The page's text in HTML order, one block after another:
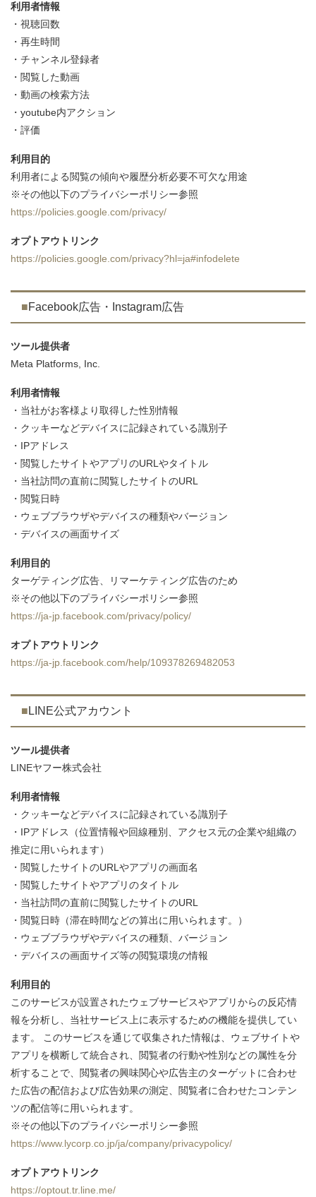
利用者情報
・視聴回数
・再生時間
・チャンネル登録者
・閲覧した動画
・動画の検索方法
・youtube内アクション
・評価
利用目的
利用者による閲覧の傾向や履歴分析必要不可欠な用途
※その他以下のプライバシーポリシー参照
https://policies.google.com/privacy/
オプトアウトリンク
https://policies.google.com/privacy?hl=ja#infodelete
Facebook広告・Instagram広告
ツール提供者
Meta Platforms, Inc.
利用者情報
・当社がお客様より取得した性別情報
・クッキーなどデバイスに記録されている識別子
・IPアドレス
・閲覧したサイトやアプリのURLやタイトル
・当社訪問の直前に閲覧したサイトのURL
・閲覧日時
・ウェブブラウザやデバイスの種類やバージョン
・デバイスの画面サイズ
利用目的
ターゲティング広告、リマーケティング広告のため
※その他以下のプライバシーポリシー参照
https://ja-jp.facebook.com/privacy/policy/
オプトアウトリンク
https://ja-jp.facebook.com/help/109378269482053
LINE公式アカウント
ツール提供者
LINEヤフー株式会社
利用者情報
・クッキーなどデバイスに記録されている識別子
・IPアドレス（位置情報や回線種別、アクセス元の企業や組織の
推定に用いられます）
・閲覧したサイトのURLやアプリの画面名
・閲覧したサイトやアプリのタイトル
・当社訪問の直前に閲覧したサイトのURL
・閲覧日時（滞在時間などの算出に用いられます。）
・ウェブブラウザやデバイスの種類、バージョン
・デバイスの画面サイズ等の閲覧環境の情報
利用目的
このサービスが設置されたウェブサービスやアプリからの反応情
報を分析し、当社サービス上に表示するための機能を提供してい
ます。 このサービスを通じて収集された情報は、ウェブサイトや
アプリを横断して統合され、閲覧者の行動や性別などの属性を分
析することで、閲覧者の興味関心や広告主のターゲットに合わせ
た広告の配信および広告効果の測定、閲覧者に合わせたコンテン
ツの配信等に用いられます。
※その他以下のプライバシーポリシー参照
https://www.lycorp.co.jp/ja/company/privacypolicy/
オプトアウトリンク
https://optout.tr.line.me/